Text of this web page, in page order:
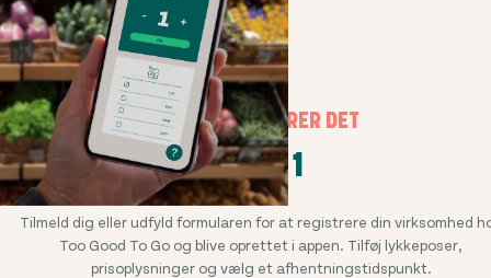
SÅDAN FUNGERER DET
TRIN 1
Tilmeld dig eller udfyld formularen for at registrere din virksomhed
Too Good To Go og blive oprettet i appen. Tilføj lykkeposer,
prisoplysninger og vælg et afhentningstidspunkt.